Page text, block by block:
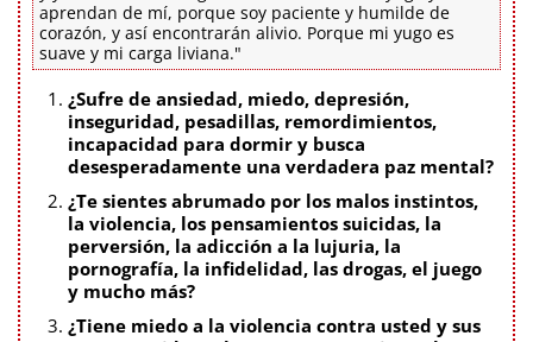
aprendan de mí, porque soy paciente y humilde de
corazón, y así encontrarán alivio. Porque mi yugo es
suave y mi carga liviana."
¿Sufre de ansiedad, miedo, depresión,
inseguridad, pesadillas, remordimientos,
incapacidad para dormir y busca
desesperadamente una verdadera paz mental?
¿Te sientes abrumado por los malos instintos,
la violencia, los pensamientos suicidas, la
perversión, la adicción a la lujuria, la
pornografía, la infidelidad, las drogas, el juego
y mucho más?
¿Tiene miedo a la violencia contra usted y sus